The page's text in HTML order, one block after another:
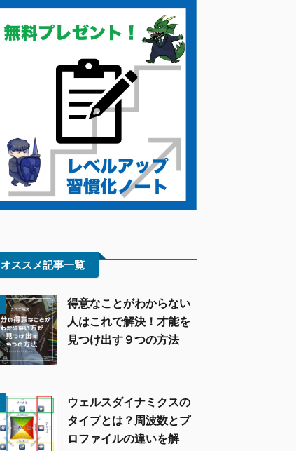
オススメ記事一覧
得意なことがわからない
人はこれで解決！才能を
見つけ出す９つの方法
ウェルスダイナミクスの
タイプとは？周波数とプ
ロファイルの違いを解